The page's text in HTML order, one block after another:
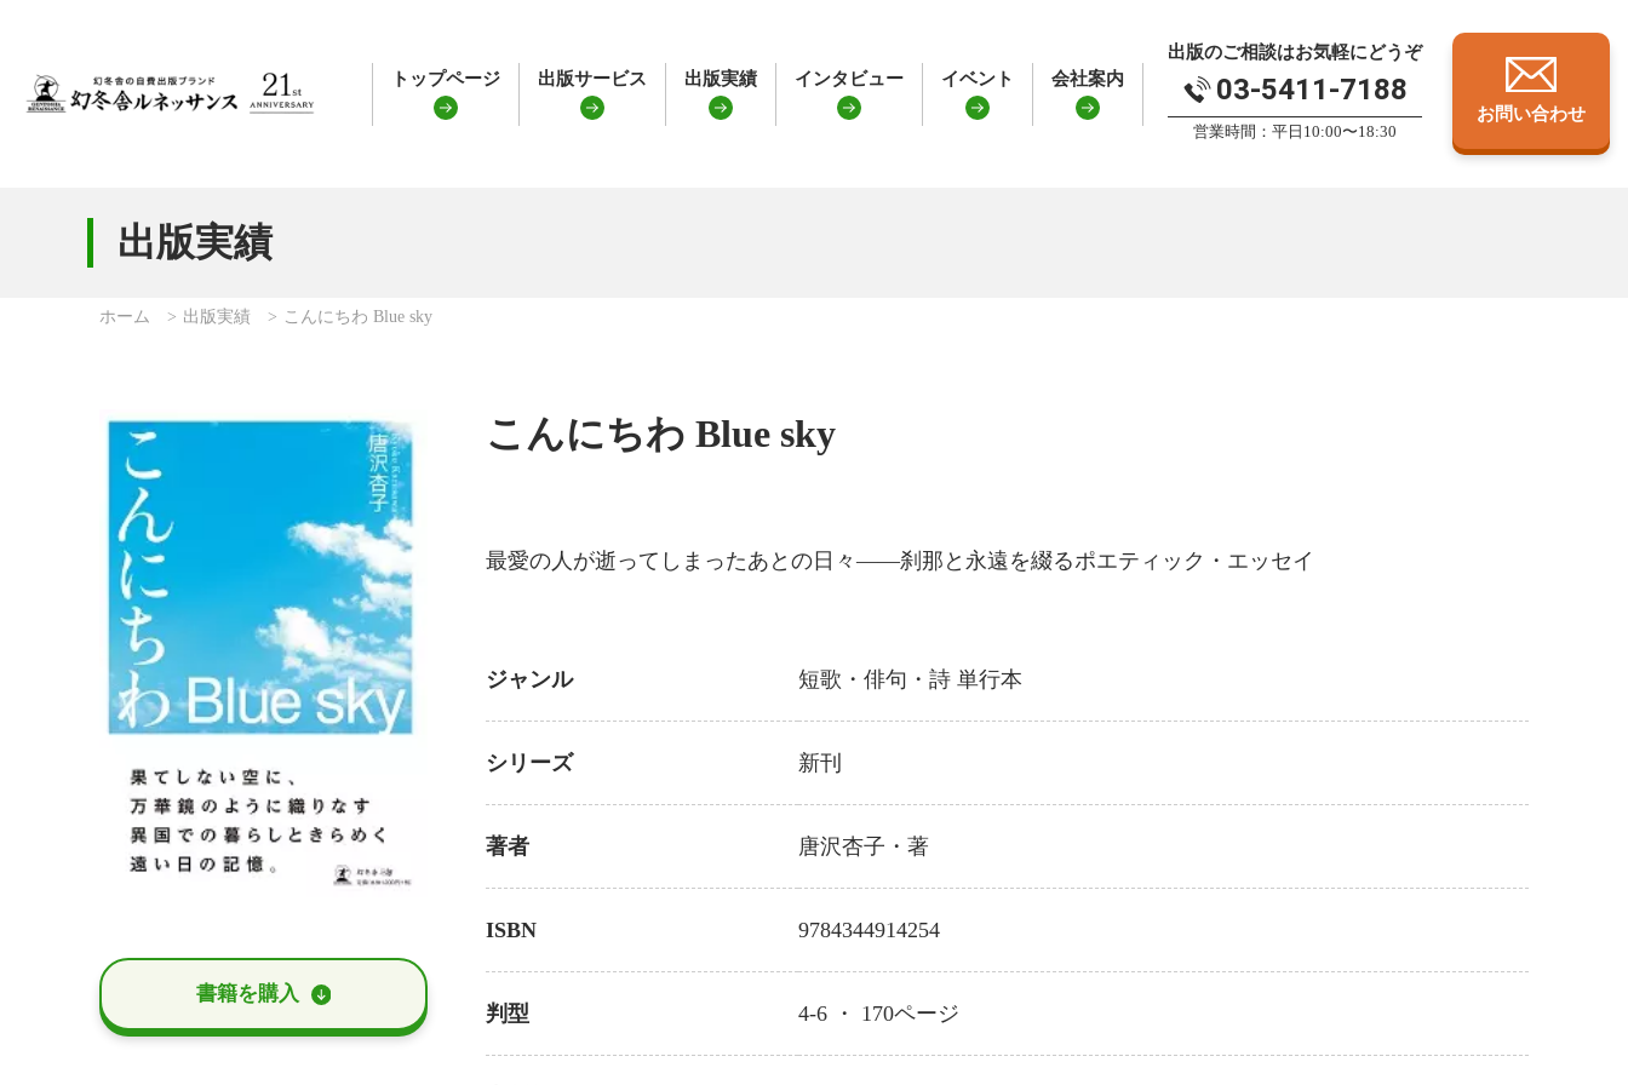
トップページ 出版サービス 出版実績 インタビュー イベント 会社案内
出版のご相談はお気軽にどうぞ
03-5411-7188
営業時間：平日10:00〜18:30
お問い合わせ
出版実績
ホーム 出版実績 こんにちわ Blue sky
書籍を購⼊
こんにちわ Blue sky
最愛の人が逝ってしまったあとの日々――刹那と永遠を綴るポエティック・エッセイ
ジャンル 短歌・俳句・詩 単行本
シリーズ 新刊
著者 唐沢杏子 ・著
ISBN 9784344914254
判型 4-6 ・ 170ページ